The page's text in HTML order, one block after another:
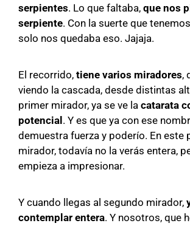
serpientes. Lo que faltaba, que nos
serpiente. Con la suerte que
solo nos quedaba eso. Jajaja.
El recorrido, tiene varios miradores,
viendo la cascada, desde distintas
primer mirador, ya se ve la catarata
potencial . Y es que ya con ese
demuestra fuerza y poderío. En este
mirador, todavía no la verás entera,
empieza a impresionar.
Y cuando llegas al segundo mirador,
contemplar entera. Y nosotros, que